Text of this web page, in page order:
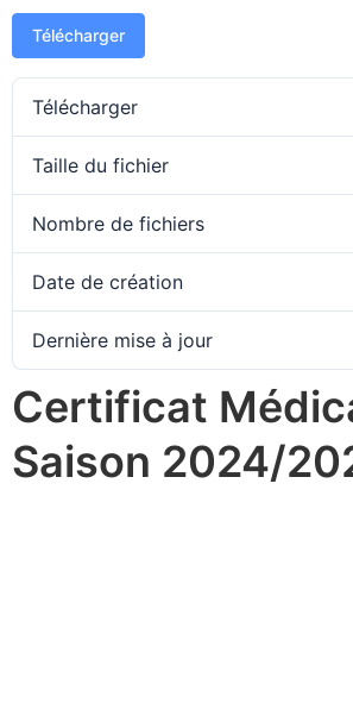
Télécharger
Télécharger
Taille du fichier
Nombre de fichiers
Date de création
Dernière mise à jour
Certificat
Saison 2024/